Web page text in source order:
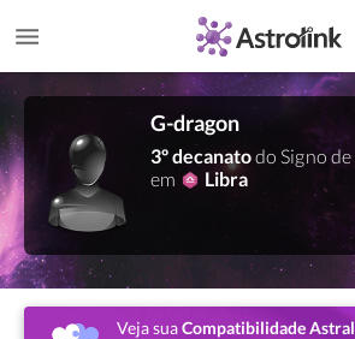
G-dragon
3º decanatodo Signo de
em
Libra
Veja suaCompatibilidade Astral